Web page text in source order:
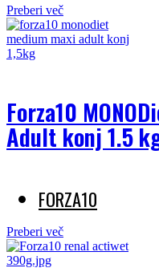
Preberi več
Forza10
Adult konj 1.5
FORZA10
Preberi več